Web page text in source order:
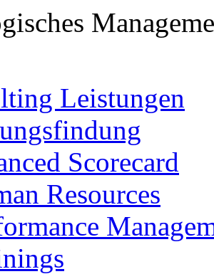
Leistungen
Scorecard
Resources